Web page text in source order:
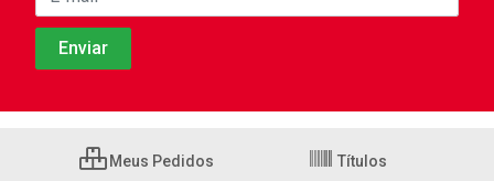
Meus Pedidos Títulos